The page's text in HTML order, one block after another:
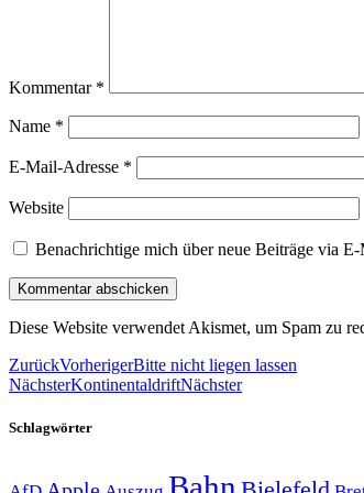
Kommentar *
Name *
E-Mail-Adresse *
Website
Benachrichtige mich über neue Beiträge via
Diese Website verwendet Akismet, um Spam zu
ZurückVorherigerBitte nicht liegen lassen
NächsterKontinentaldriftNächster
Schlagwörter